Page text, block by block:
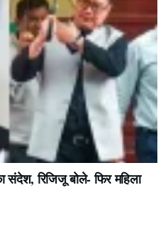
संदेश, रिजिजू बोले- फिर महिला